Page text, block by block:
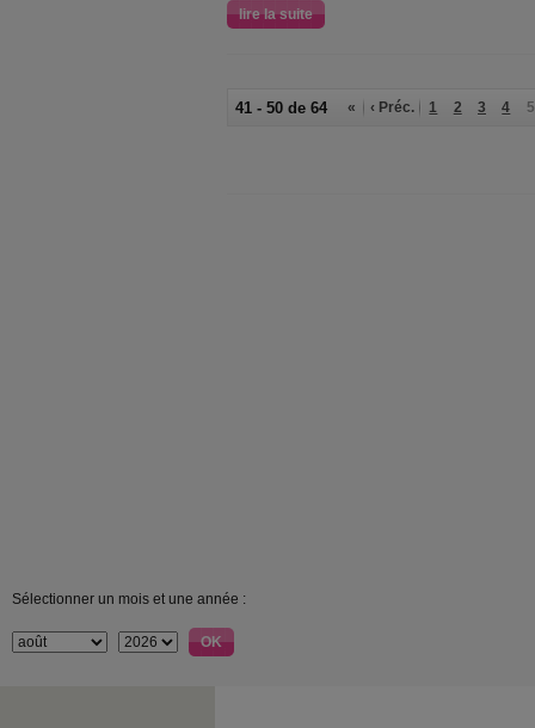
lire la suite
41 - 50 de 64 « ‹ Préc. 1 2 3 4 5
Sélectionner un mois et une année :